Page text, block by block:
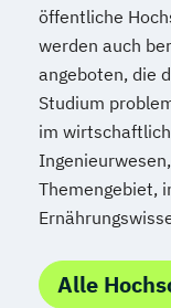
öffentliche
werden auch
angeboten, die
Studium
im
Themengebiet,
Alle